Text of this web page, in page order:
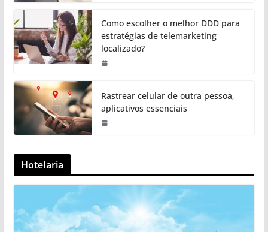
Como escolher o melhor DDD para
estratégias de telemarketing
localizado?
Rastrear celular de outra pessoa,
aplicativos essenciais
Hotelaria